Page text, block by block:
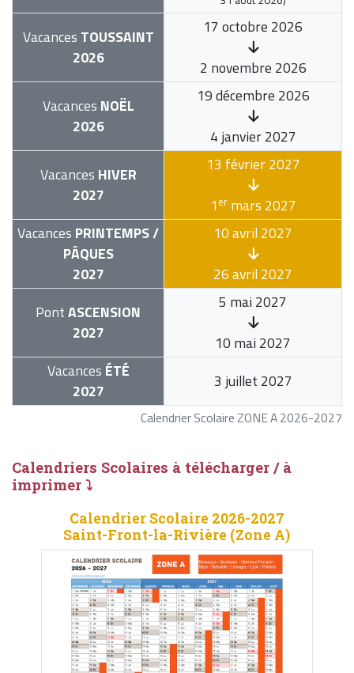
Calendrier Scolaire ZONE A 2026-2027
Vacances TOUSSAINT
2026
17 octobre 2026
2 novembre 2026
Vacances NOËL
2026
19 décembre 2026
4 janvier 2027
Vacances HIVER
2027
13 février 2027
1ermars 2027
Vacances PRINTEMPS /
PÂQUES
2027
10 avril 2027
26 avril 2027
PontASCENSION
2027
5 mai 2027
10 mai 2027
Vacances ÉTÉ
2027
3 juillet 2027
Calendriers Scolaires à télécharger / à
imprimer ⤵
Calendrier Scolaire 2026-2027
Saint-Front-la-Rivière (Zone A)